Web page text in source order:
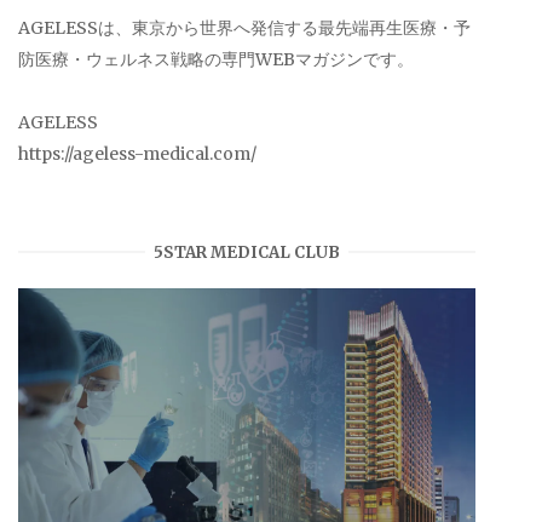
AGELESSは、東京から世界へ発信する最先端再生医療・予
防医療・ウェルネス戦略の専門WEBマガジンです。
AGELESS
https://ageless-medical.com/
5STAR MEDICAL CLUB